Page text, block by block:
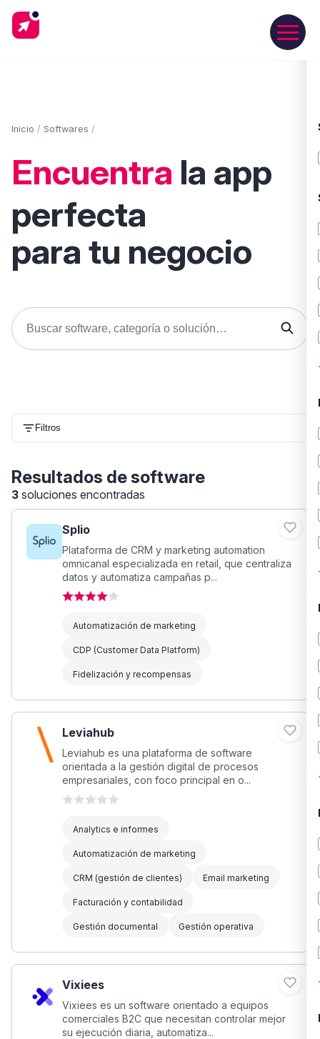
Inicio / Softwares /
Encuentra la app
perfecta
para tu negocio
Filtros
Resultados de software
3 soluciones encontradas
Splio
Plataforma de CRM y marketing automation
omnicanal especializada en retail, que centraliza
datos y automatiza campañas p...
Automatización de marketing
CDP (Customer Data Platform)
Fidelización y recompensas
Leviahub
Leviahub es una plataforma de software
orientada a la gestión digital de procesos
empresariales, con foco principal en o...
Analytics e informes
Automatización de marketing
CRM (gestión de clientes) Email marketing
Facturación y contabilidad
Gestión documental Gestión operativa
Vixiees
Vixiees es un software orientado a equipos
comerciales B2C que necesitan controlar mejor
su ejecución diaria, automatiza...